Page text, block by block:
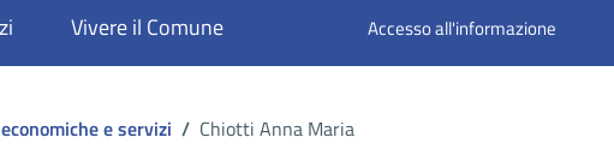
Vivere il Comune Accesso all'informazione
e servizi / Chiotti Anna Maria